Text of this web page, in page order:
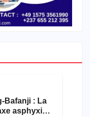
Bafanji : La
asphyxie